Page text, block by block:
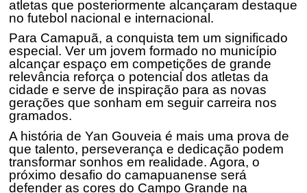
atletas que posteriormente alcançaram destaque
no futebol nacional e internacional.
Para Camapuã, a conquista tem um significado
especial. Ver um jovem formado no município
alcançar espaço em competições de grande
relevância reforça o potencial dos atletas da
cidade e serve de inspiração para as novas
gerações que sonham em seguir carreira nos
gramados.
A história de Yan Gouveia é mais uma prova de
que talento, perseverança e dedicação podem
transformar sonhos em realidade. Agora, o
próximo desafio do camapuanense será
defender as cores do Campo Grande na